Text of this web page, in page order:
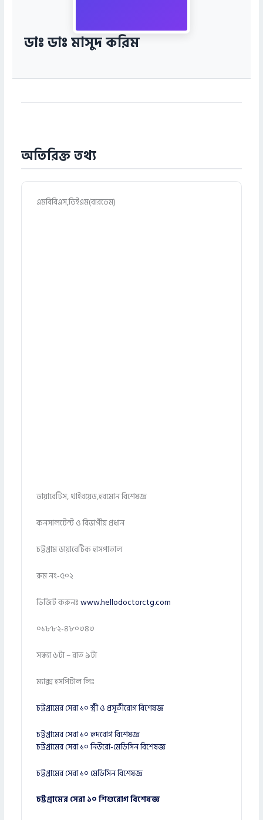
ডাঃ ডাঃ মাসুদ করিম
অতিরিক্ত তথ্য
এমবিবিএস,ডিইএম(বারডেম)
ডায়াবেটিস, থাইরয়েড,হরমোন বিশেষজ্ঞ
কনসালটেন্ট ও বিভাগীয় প্রধান
চট্টগ্রাম ডায়াবেটিক হাসপাতাল
রুম নং-৫০২
ভিজিট করুনঃwww.hellodoctorctg.com
০১৮৮২-৪৮০৩৪৩
সন্ধ্যা ৬টা – রাত ৯টা
ম্যাক্স হসপিটাল লিঃ
চট্টগ্রামের সেরা ১০ স্ত্রী ও প্রসূতীরোগ বিশেষজ্ঞ
চট্টগ্রামের সেরা ১০ হৃদরোগ বিশেষজ্ঞ
চট্টগ্রামের সেরা ১০ নিউরো-মেডিসিন বিশেষজ্ঞ
চট্টগ্রামের সেরা ১০ মেডিসিন বিশেষজ্ঞ
চট্টগ্রামের সেরা ১০ শিশুরোগ বিশেষজ্ঞ